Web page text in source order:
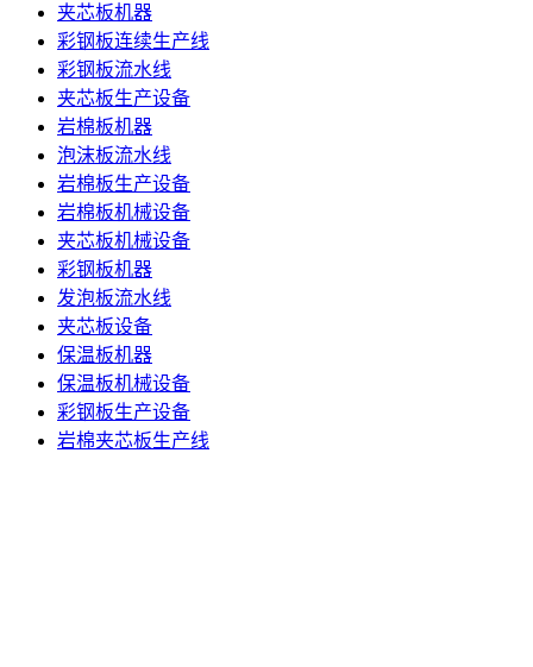
夹芯板机器
彩钢板连续生产线
彩钢板流水线
夹芯板生产设备
岩棉板机器
泡沫板流水线
岩棉板生产设备
岩棉板机械设备
夹芯板机械设备
彩钢板机器
发泡板流水线
夹芯板设备
保温板机器
保温板机械设备
彩钢板生产设备
岩棉夹芯板生产线